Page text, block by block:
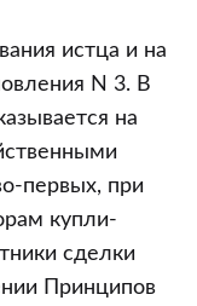
истца и на
N 3. В
на
первых, при
купли-
сделки
Принципов